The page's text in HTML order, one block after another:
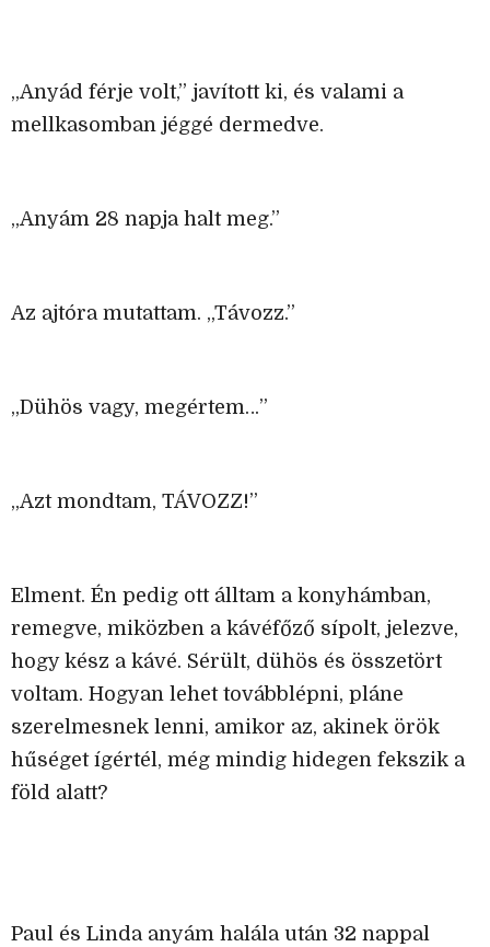
„Anyád férje volt,” javított ki, és valami a
mellkasomban jéggé dermedve.
„Anyám 28 napja halt meg.”
Az ajtóra mutattam. „Távozz.”
„Dühös vagy, megértem…”
„Azt mondtam, TÁVOZZ!”
Elment. Én pedig ott álltam a konyhámban,
remegve, miközben a kávéfőző sípolt, jelezve,
hogy kész a kávé. Sérült, dühös és összetört
voltam. Hogyan lehet továbblépni, pláne
szerelmesnek lenni, amikor az, akinek örök
hűséget ígértél, még mindig hidegen fekszik a
föld alatt?
Paul és Linda anyám halála után 32 nappal